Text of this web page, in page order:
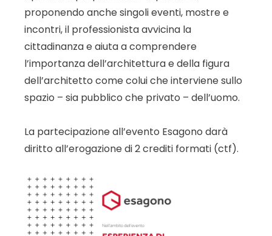
proponendo anche singoli eventi, mostre e
incontri, il professionista avvicina la
cittadinanza e aiuta a comprendere
l’importanza dell’architettura e della figura
dell’architetto come colui che interviene sullo
spazio – sia pubblico che privato – dell’uomo.
La partecipazione all’evento Esagono darà
diritto all’erogazione di 2 crediti formati (ctf).